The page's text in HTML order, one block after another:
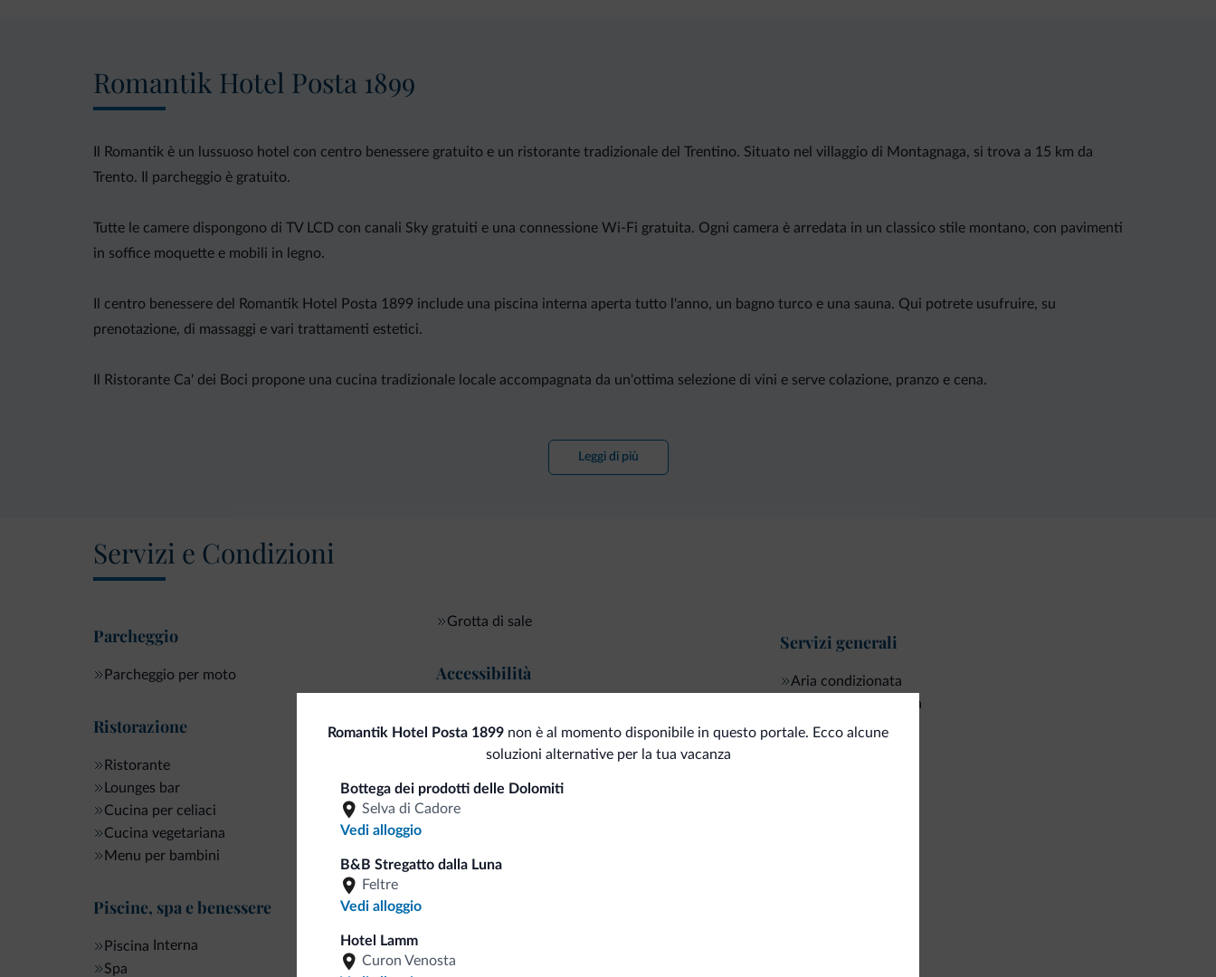
Romantik Hotel Posta 1899
Il Romantik è un lussuoso hotel con centro benessere gratuito e un ristorante tradizionale del Trentino. Situato nel villaggio di Montagnaga, si trova a 15 km da
Trento. Il parcheggio è gratuito.
Tutte le camere dispongono di TV LCD con canali Sky gratuiti e una connessione Wi-Fi gratuita. Ogni camera è arredata in un classico stile montano, con pavimenti
in soffice moquette e mobili in legno.
Il centro benessere del Romantik Hotel Posta 1899 include una piscina interna aperta tutto l'anno, un bagno turco e una sauna. Qui potrete usufruire, su
prenotazione, di massaggi e vari trattamenti estetici.
Il Ristorante Ca' dei Boci propone una cucina tradizionale locale accompagnata da un'ottima selezione di vini e serve colazione, pranzo e cena.
Leggi di più
Servizi e Condizioni
Parcheggio
Parcheggio per moto
Ristorazione
Ristorante
Lounges bar
Cucina per celiaci
Cucina vegetariana
Menu per bambini
Piscine, spa e benessere
Piscina Interna
Spa
Grotta di sale
Accessibilità
Animali
Animali ammessi
Sci
Sport e attività
Servizi generali
Aria condizionata
Cassetta di sicurezza
Staff multilingua
Romantik Hotel Posta 1899 non è al momento disponibile in questo portale. Ecco alcune
soluzioni alternative per la tua vacanza
Bottega dei prodotti delle Dolomiti
Selva di Cadore
Vedi alloggio
B&B Stregatto dalla Luna
Feltre
Vedi alloggio
Hotel Lamm
Curon Venosta